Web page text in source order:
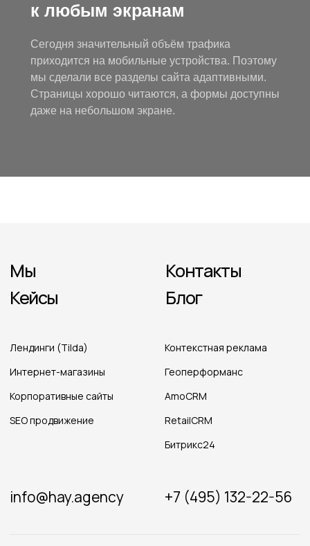
Сегодня значительный объём трафика
приходится на мобильные устройства. Поэтому
мы сделали все разделы сайта адаптивными.
Страницы хорошо читаются, а формы доступны
даже на небольшом экране.
к любым экранам